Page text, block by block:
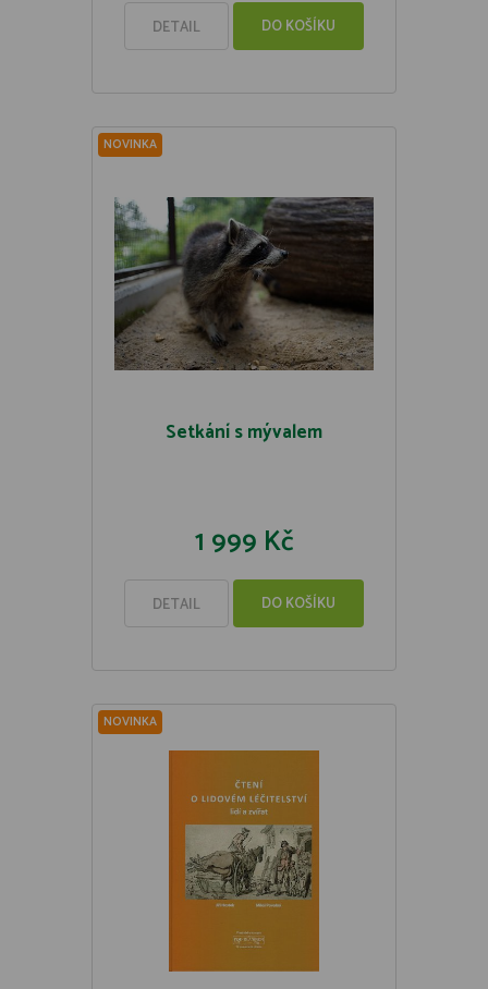
DETAIL DO KOŠÍKU
NOVINKA
Setkání s mývalem
1 999 Kč
DETAIL DO KOŠÍKU
NOVINKA